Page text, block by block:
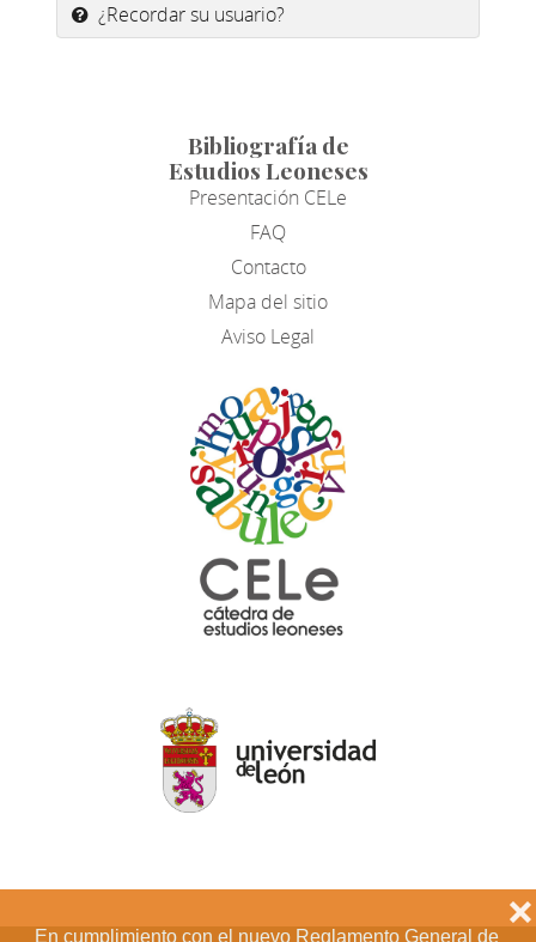
En cumplimiento con el nuevo Reglamento General de
❌
¿Recordar su usuario?
Bibliografía de
Estudios Leoneses
Presentación CELe
FAQ
Contacto
Mapa del sitio
Aviso Legal